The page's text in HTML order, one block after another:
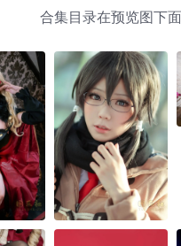
合集目录在预览图下面